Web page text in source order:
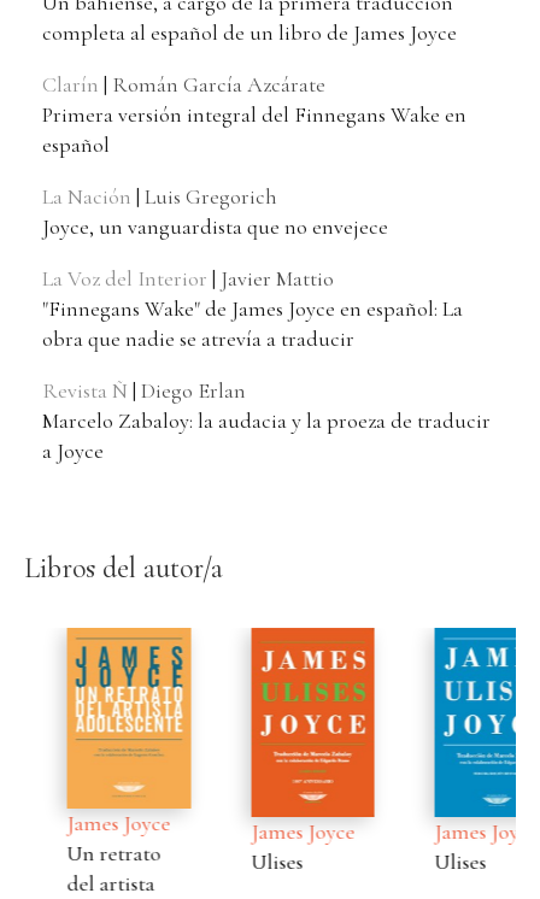
completa al español de un libro de James Joyce
Clarín | Román García Azcárate
Primera versión integral del Finnegans Wake en
español
La Nación | Luis Gregorich
Joyce, un vanguardista que no envejece
La Voz del Interior | Javier Mattio
"Finnegans Wake" de James Joyce en español: La
obra que nadie se atrevía a traducir
Revista Ñ | Diego Erlan
Marcelo Zabaloy: la audacia y la proeza de traducir
a Joyce
Libros del autor/a
James Joyce
Un retrato
del artista
James Joyce
Ulises
James Joyce
Ulises